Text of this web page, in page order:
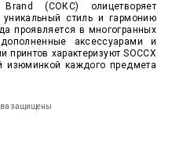
(СОКС) олицетворяет
стиль и гармонию
проявляется в многогранных
аксессуарами и
характеризуют SOCCX
изюминкой каждого предмета
защищены